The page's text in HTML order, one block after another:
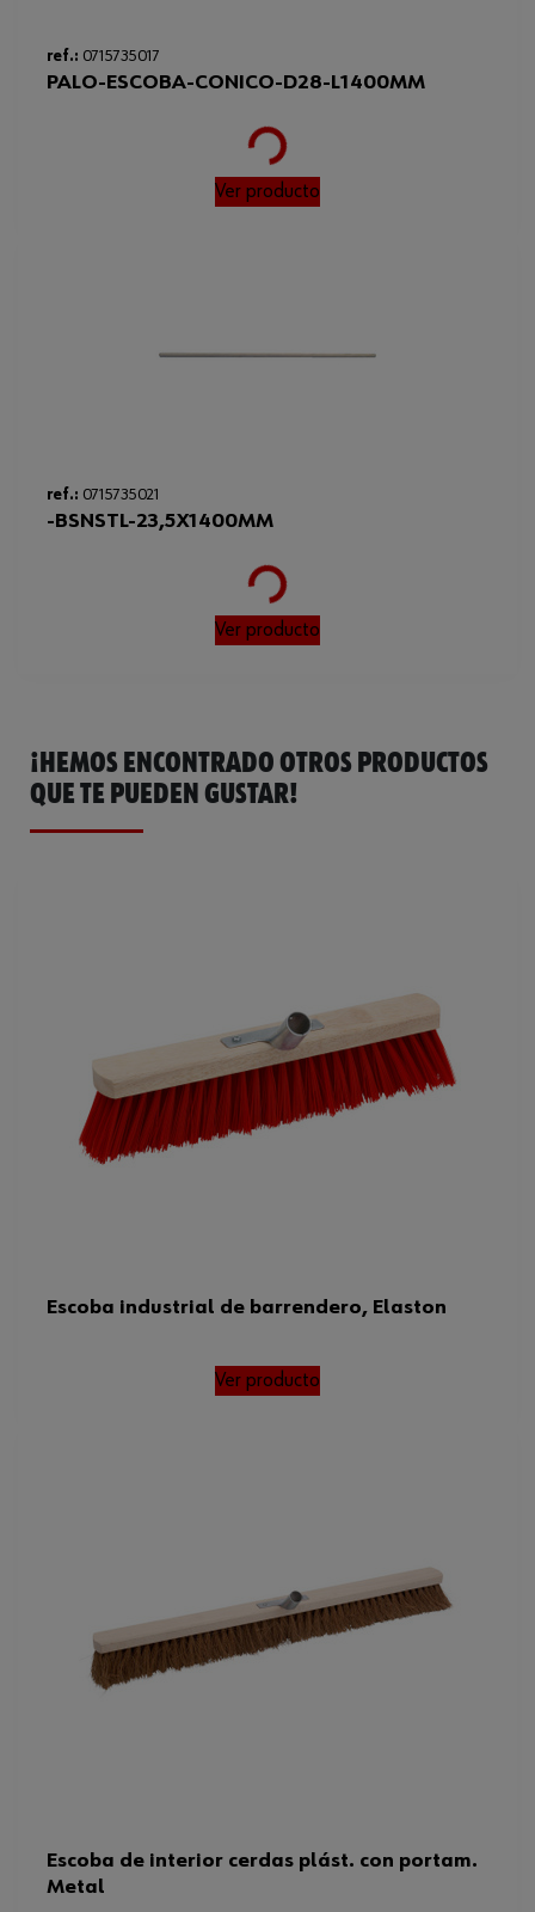
ref.: 0715735017
PALO-ESCOBA-CONICO-D28-L1400MM
Loading...
Ver producto
ref.: 0715735021
-BSNSTL-23,5X1400MM
Loading...
Ver producto
¡HEMOS ENCONTRADO OTROS PRODUCTOS
QUE TE PUEDEN GUSTAR!
Escoba industrial de barrendero, Elaston
Ver producto
Escoba de interior cerdas plást. con portam.
Metal